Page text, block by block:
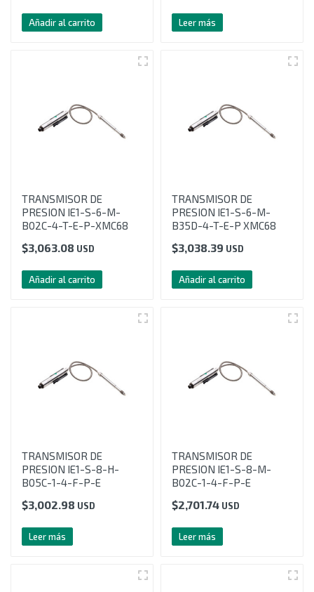
Añadir al carrito Leer más
TRANSMISOR DE
PRESION IE1-S-6-M-
B02C-4-T-E-P-XMC68
$3,063.08 USD
Añadir al carrito
TRANSMISOR DE
PRESION IE1-S-6-M-
B35D-4-T-E-P XMC68
$3,038.39 USD
Añadir al carrito
TRANSMISOR DE
PRESION IE1-S-8-H-
B05C-1-4-F-P-E
$3,002.98 USD
Leer más
TRANSMISOR DE
PRESION IE1-S-8-M-
B02C-1-4-F-P-E
$2,701.74 USD
Leer más